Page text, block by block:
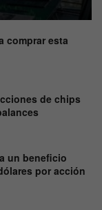
comprar esta
de chips
un beneficio
por acción